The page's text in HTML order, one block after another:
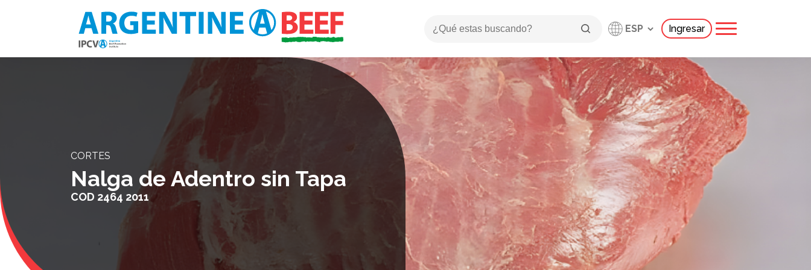
Ingresar
CORTES
Nalga de Adentro sin Tapa
COD 2464 2011